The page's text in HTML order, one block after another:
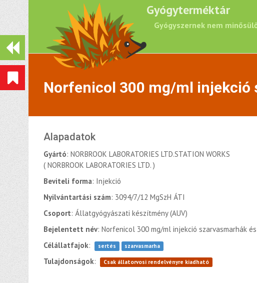
Gyógyterméktár
Gyógyszernek nem
Norfenicol 300 mg/ml injekció
Alapadatok
Gyártó: NORBROOK LABORATORIES LTD.STATION WORKS
( NORBROOK LABORATORIES LTD. )
Beviteli forma: Injekció
Nyilvántartási szám: 3094/7/12 MgSzH ÁTI
Csoport: Állatgyógyászati készítmény (AUV)
Bejelentett név: Norfenicol 300 mg/ml injekció szarvasmarhák
Célállatfajok: sertés szarvasmarha
Tulajdonságok: Csak állatorvosi rendelvényre kiadható